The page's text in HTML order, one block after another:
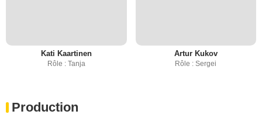
Kati Kaartinen
Rôle : Tanja
Artur Kukov
Rôle : Sergei
Production